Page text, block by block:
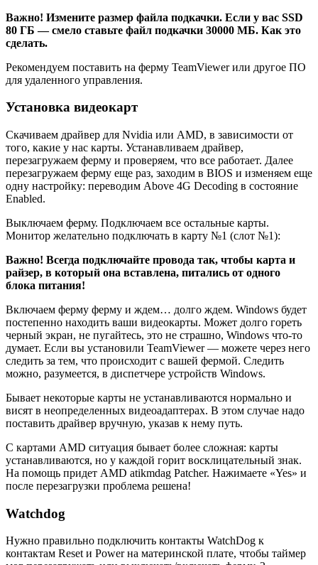
Важно! Измените размер файла подкачки. Если у вас SSD
80 ГБ — смело ставьте файл подкачки 30000 МБ. Как это
сделать.
Рекомендуем поставить на ферму TeamViewer или другое ПО
для удаленного управления.
Установка видеокарт
Скачиваем драйвер для Nvidia или AMD, в зависимости от
того, какие у нас карты. Устанавливаем драйвер,
перезагружаем ферму и проверяем, что все работает. Далее
перезагружаем ферму еще раз, заходим в BIOS и изменяем еще
одну настройку: переводим Above 4G Decoding в состояние
Enabled.
Выключаем ферму. Подключаем все остальные карты.
Монитор желательно подключать в карту №1 (слот №1):
Важно! Всегда подключайте провода так, чтобы карта и
райзер, в который она вставлена, питались от одного
блока питания!
Включаем ферму ферму и ждем… долго ждем. Windows будет
постепенно находить ваши видеокарты. Может долго гореть
черный экран, не пугайтесь, это не страшно, Windows что-то
думает. Если вы установили TeamViewer — можете через него
следить за тем, что происходит с вашей фермой. Следить
можно, разумеется, в диспетчере устройств Windows.
Бывает некоторые карты не устанавливаются нормально и
висят в неопределенных видеоадаптерах. В этом случае надо
поставить драйвер вручную, указав к нему путь.
С картами AMD ситуация бывает более сложная: карты
устанавливаются, но у каждой горит восклицательный знак.
На помощь придет AMD atikmdag Patcher. Нажимаете «Yes» и
после перезагрузки проблема решена!
Watchdog
Нужно правильно подключить контакты WatchDog к
контактам Reset и Power на материнской плате, чтобы таймер